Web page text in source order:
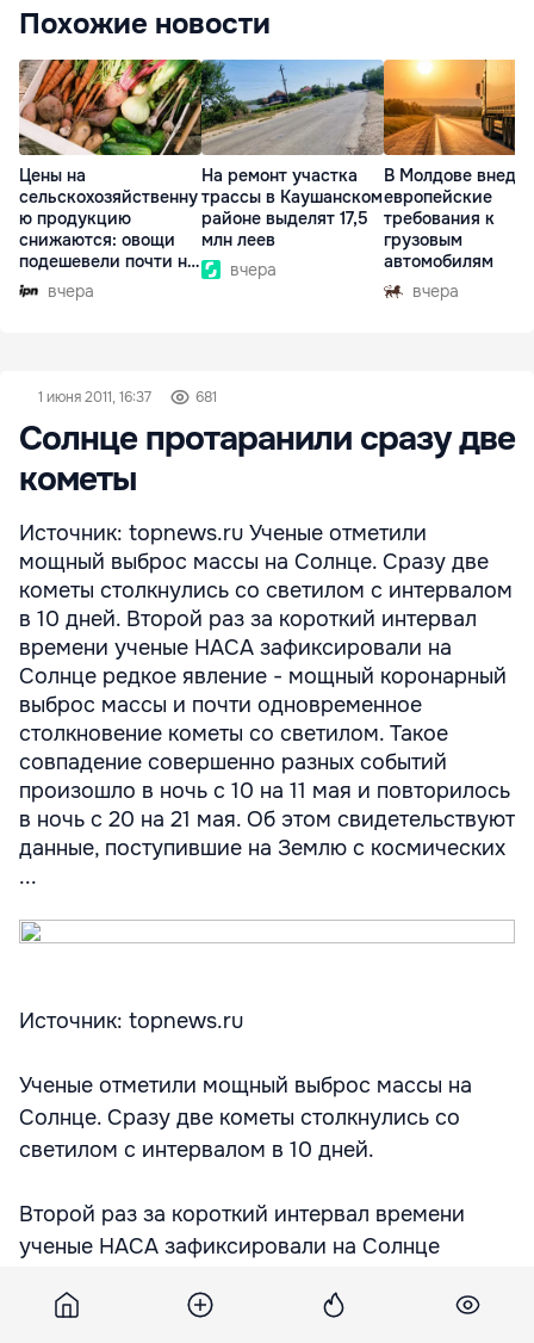
Похожие новости
Цены на
сельскохозяйственну
ю продукцию
снижаются: овощи
подешевели почти на
30%вчера
На ремонт участка
трассы в Каушанском
районе выделят 17,5
млн леев
вчера
В Молдове
европейские
требования к
грузовым
автомобилям
вчера
1 июня 2011, 16:37 681
Солнце протаранили сразу две
кометы
Источник: topnews.ru Ученые отметили
мощный выброс массы на Солнце. Сразу две
кометы столкнулись со светилом с интервалом
в 10 дней. Второй раз за короткий интервал
времени ученые НАСА зафиксировали на
Солнце редкое явление - мощный коронарный
выброс массы и почти одновременное
столкновение кометы со светилом. Такое
совпадение совершенно разных событий
произошло в ночь с 10 на 11 мая и повторилось
в ночь с 20 на 21 мая. Об этом свидетельствуют
данные, поступившие на Землю с космических
...
Источник: topnews.ru
Ученые отметили мощный выброс массы на
Солнце. Сразу две кометы столкнулись со
светилом с интервалом в 10 дней.
Второй раз за короткий интервал времени
ученые НАСА зафиксировали на Солнце
массы и почти одновременное столкновение